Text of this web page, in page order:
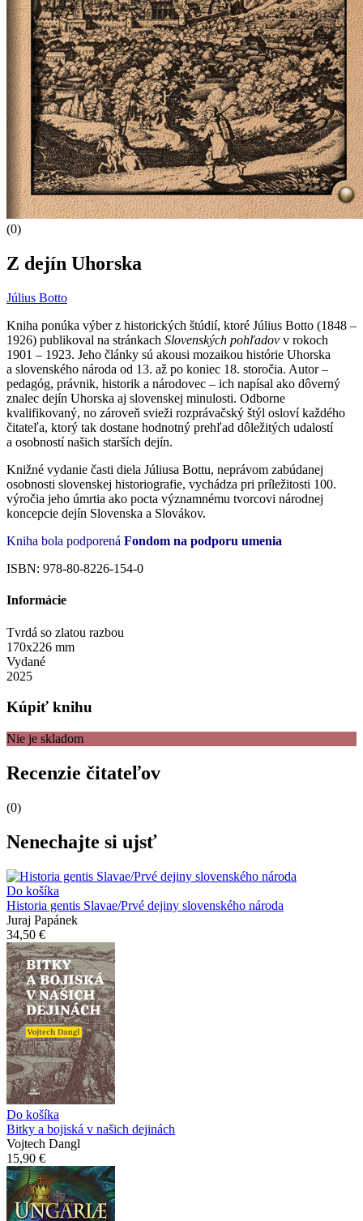
(0)
Z dejín Uhorska
Július Botto
Kniha ponúka výber z historických štúdií, ktoré Július Botto (1848 –
1926) publikoval na stránkach Slovenských pohľadov v rokoch
1901 – 1923. Jeho články sú akousi mozaikou histórie Uhorska
a slovenského národa od 13. až po koniec 18. storočia. Autor –
pedagóg, právnik, historik a národovec – ich napísal ako dôverný
znalec dejín Uhorska aj slovenskej minulosti. Odborne
kvalifikovaný, no zároveň svieži rozprávačský štýl osloví každého
čitateľa, ktorý tak dostane hodnotný prehľad dôležitých udalostí
a osobností našich starších dejín.
Knižné vydanie časti diela Júliusa Bottu, neprávom zabúdanej
osobnosti slovenskej historiografie, vychádza pri príležitosti 100.
výročia jeho úmrtia ako pocta významnému tvorcovi národnej
koncepcie dejín Slovenska a Slovákov.
Kniha bola podporená Fondom na podporu umenia
ISBN: 978-80-8226-154-0
Informácie
Tvrdá so zlatou razbou
170x226 mm
Vydané
2025
Kúpiť knihu
Nie je skladom
Recenzie čitateľov
(0)
Nenechajte si ujsť
Do košíka
Historia gentis Slavae/Prvé dejiny slovenského národa
Juraj Papánek
34,50 €
Do košíka
Bitky a bojiská v našich dejinách
Vojtech Dangl
15,90 €